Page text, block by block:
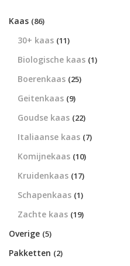
Kaas (86)
30+ kaas (11)
Biologische kaas (1)
Boerenkaas (25)
Geitenkaas (9)
Goudse kaas (22)
Italiaanse kaas (7)
Komijnekaas (10)
Kruidenkaas (17)
Schapenkaas (1)
Zachte kaas (19)
Overige (5)
Pakketten (2)